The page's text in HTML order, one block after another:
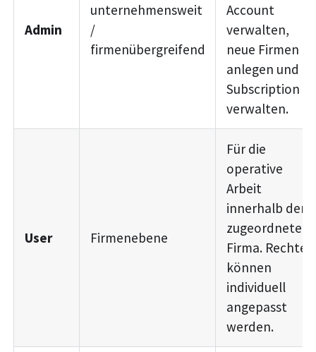
Admin
unternehmensweit
/
firmenübergreifend
Account
verwalten,
neue Firmen
anlegen und
Subscription
verwalten.
User Firmenebene
Für die
operative
Arbeit
innerhalb der
zugeordneten
Firma. Rechte
können
individuell
angepasst
werden.